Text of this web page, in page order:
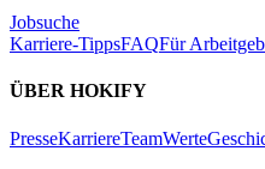
Jobsuche
Karriere-TippsFAQFür
ÜBER HOKIFY
PresseKarriereTeamWerte